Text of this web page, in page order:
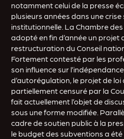
notamment celui de la presse
plusieurs années dans une
institutionnelle. La Chambre
adopté en fin d’année un projet
restructuration du Conseil
Fortement contesté par les
son influence sur
d’autorégulation, le projet de
partiellement censuré par la
fait actuellement l’objet de
sous une forme modifiée.
cadre de soutien public à la
le budget des subventions a